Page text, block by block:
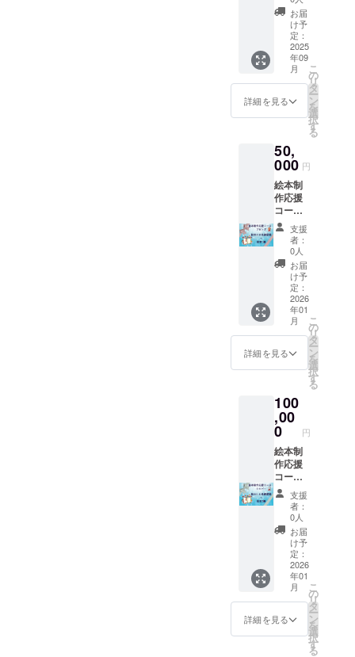
・ハー
ドカ
バー ※
何度も
繰り返
し読ん
でいた
だける
作りま
す。 ■
クリア
ファイ
ル ・A4
サイ
ズ ・
感情＆
境界線
＆プラ
イベー
トパー
ツのイ
ラスト
入り
分）＆
個別相
談30分
・有効
期限：
2026年
3月末ま
で ・受
講方
法：オ
ン
（zoom
）
お届
け予
定：
2025
年09
月
詳細を見る
こ
の
リ
タ
ー
ン
を
選
択
す
る
50,
000 円
絵本制
作応援
コー
ス ス
ポン
サー企
業様募
ロン
ズ：企
業様の
お名前
を絵本
に記載
させて
いただ
す。 ・
掲載期
間：
2026年
1月発売
予定の
初版本
に記載
・掲載
方法：
企業名
を最終
ページ
に記載
・注意
事項：
支援
時、必
ず備考
欄に掲
支援
者：
0人
お届
け予
定：
2026
年01
月
詳細を見る
こ
の
リ
タ
ー
ン
を
選
択
す
る
100
,00
0 円
絵本制
作応援
コー
ス ス
ポン
サー企
業様募
バー：
企業様
のお名
前とロ
ゴを絵
本に記
載させ
支援
者：
0人
お届
け予
定：
2026
年01
月
詳細を見る
こ
の
リ
タ
ー
ン
を
選
択
す
る